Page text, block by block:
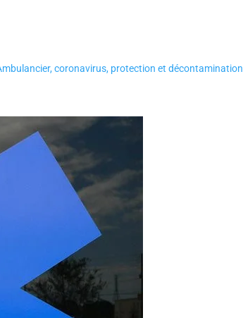
coronavirus, protection et décontamination